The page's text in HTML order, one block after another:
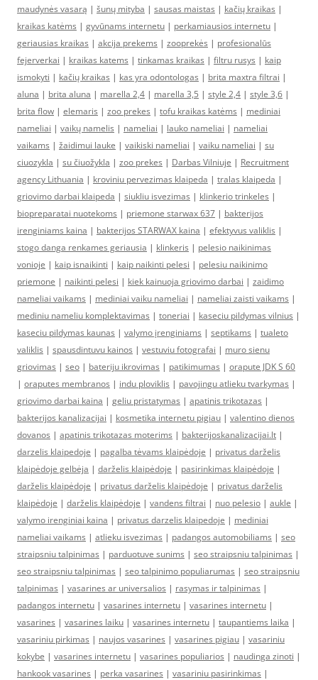
maudynės vasarą | šunų mityba | sausas maistas | kačių kraikas |
kraikas katėms | gyvūnams internetu | perkamiausios internetu |
geriausias kraikas | akcija prekems | zooprekės | profesionalūs
fejerverkai | kraikas katems | tinkamas kraikas | filtru rusys | kaip
ismokyti | kačių kraikas | kas yra odontologas | brita maxtra filtrai |
aluna | brita aluna | marella 2,4 | marella 3,5 | style 2,4 | style 3,6 |
brita flow | elemaris | zoo prekes | tofu kraikas katėms | mediniai
nameliai | vaikų namelis | nameliai | lauko nameliai | nameliai
vaikams | žaidimui lauke | vaikiski nameliai | vaiku nameliai | su
ciuozykla | su čiuožykla | zoo prekes | Darbas Vilniuje | Recruitment
agency Lithuania | kroviniu pervezimas klaipeda | tralas klaipeda |
griovimo darbai klaipeda | siukliu isvezimas | klinkerio trinkeles |
biopreparatai nuotekoms | priemone starwax 637 | bakterijos
irenginiams kaina | bakterijos STARWAX kaina | efektyvus valiklis |
stogo danga renkames geriausia | klinkeris | pelesio naikinimas
vonioje | kaip isnaikinti | kaip naikinti pelesi | pelesiu naikinimo
priemone | naikinti pelesi | kiek kainuoja griovimo darbai | zaidimo
nameliai vaikams | mediniai vaiku nameliai | nameliai zaisti vaikams |
mediniu nameliu komplektavimas | toneriai | kaseciu pildymas vilnius |
kaseciu pildymas kaunas | valymo įrenginiams | septikams | tualeto
valiklis | spausdintuvu kainos | vestuviu fotografai | muro sienu
griovimas | seo | bateriju ikrovimas | patikimumas | orapute JDK S 60
| oraputes membranos | indu ploviklis | pavojingu atlieku tvarkymas |
griovimo darbai kaina | geliu pristatymas | apatinis trikotazas |
bakterijos kanalizacijai | kosmetika internetu pigiau | valentino dienos
dovanos | apatinis trikotazas moterims | bakterijoskanalizacijai.lt |
darzelis klaipedoje | pagalba tėvams klaipėdoje | privatus darželis
klaipėdoje gelbėja | darželis klaipėdoje | pasirinkimas klaipėdoje |
darželis klaipėdoje | privatus darželis klaipėdoje | privatus darželis
klaipėdoje | darželis klaipėdoje | vandens filtrai | nuo pelesio | aukle |
valymo irenginiai kaina | privatus darzelis klaipedoje | mediniai
nameliai vaikams | atlieku isvezimas | padangos automobiliams | seo
straipsniu talpinimas | parduotuve sunims | seo straipsniu talpinimas |
seo straipsniu talpinimas | seo talpinimo populiarumas | seo straipsniu
talpinimas | vasarines ar universalios | rasymas ir talpinimas |
padangos internetu | vasarines internetu | vasarines internetu |
vasarines | vasarines laiku | vasarines internetu | taupantiems laika |
vasariniu pirkimas | naujos vasarines | vasarines pigiau | vasariniu
kokybe | vasarines internetu | vasarines populiarios | naudinga zinoti |
hankook vasarines | perka vasarines | vasariniu pasirinkimas |